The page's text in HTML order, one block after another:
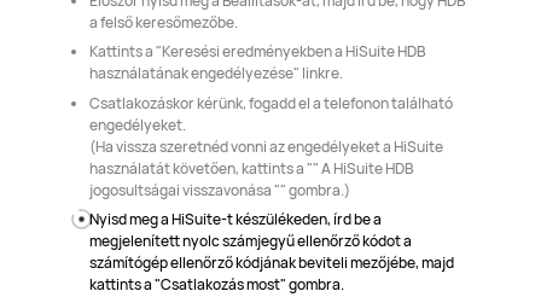
a felső keresőmezőbe.
Kattints a "Keresési eredményekben a HiSuite HDB
használatának engedélyezése" linkre.
Csatlakozáskor kérünk, fogadd el a telefonon található
engedélyeket.
(Ha vissza szeretnéd vonni az engedélyeket a HiSuite
használatát követően, kattints a "" A HiSuite HDB
jogosultságai visszavonása "" gombra.)
Nyisd meg a HiSuite-t készülékeden, írd be a
megjelenített nyolc számjegyű ellenőrző kódot a
számítógép ellenőrző kódjának beviteli mezőjébe, majd
kattints a "Csatlakozás most" gombra.